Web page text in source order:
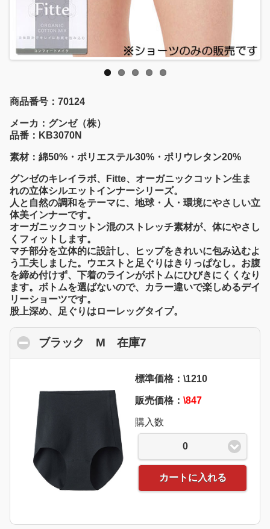
商品番号：70124
メーカ：グンゼ（株）
品番：KB3070N
素材：綿50%・ポリエステル30%・ポリウレタン20%
グンゼのキレイラボ、Fitte、オーガニックコットン生ま
れの立体シルエットインナーシリーズ。
人と自然の調和をテーマに、地球・人・環境にやさしい立
体美インナーです。
オーガニックコットン混のストレッチ素材が、体にやさし
くフィットします。
マチ部分を立体的に設計し、ヒップをきれいに包み込むよ
う工夫しました。ウエストと足ぐりはきりっぱなし。お腹
を締め付けず、下着のラインがボトムにひびきにくくなり
ます。ボトムを選ばないので、カラー違いで楽しめるデイ
リーショーツです。
股上深め、足ぐりはローレッグタイプ。
ブラック M 在庫7
標準価格：\1210
販売価格： \847
購入数
0
カートに入れる